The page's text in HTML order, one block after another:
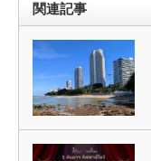
関連記事